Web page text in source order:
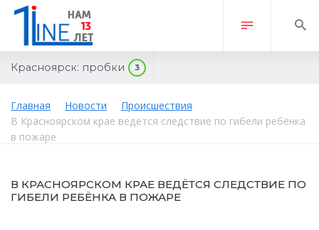
Красноярск: пробки 3
Главная Новости
Происшествия
В Красноярском крае ведётся следствие по гибели ребёнка
в пожаре
В КРАСНОЯРСКОМ КРАЕ ВЕДЁТСЯ СЛЕДСТВИЕ ПО
ГИБЕЛИ РЕБЁНКА В ПОЖАРЕ